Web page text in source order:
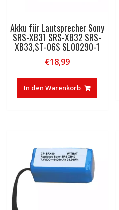
Akku für Lautsprecher Sony
SRS-XB31 SRS-XB32 SRS-
XB33,ST-06S SL00290-1
€18,99
In den Warenkorb